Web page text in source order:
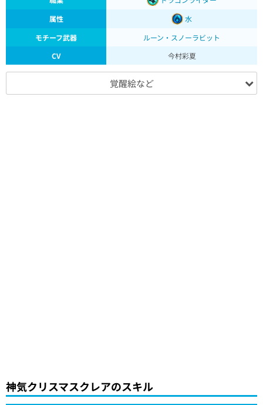
属性
水
モチーフ武器
ルーン・スノーラビット
CV
今村彩夏
覚醒絵など
神気クリスマスクレアのスキル